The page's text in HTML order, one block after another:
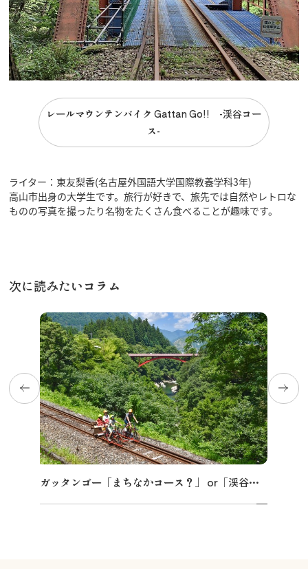
レールマウンテンバイク Gattan Go!! -渓谷コー
ス-
ライター：東友梨香(名古屋外国語大学国際教養学科3年)
高山市出身の大学生です。旅行が好きで、旅先では自然やレトロな
ものの写真を撮ったり名物をたくさん食べることが趣味です。
次に読みたいコラム
ガッタンゴー「まちなかコース？」 or「渓谷コース？」